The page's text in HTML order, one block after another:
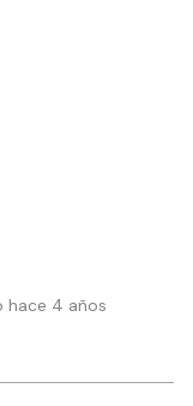
hace 4 años